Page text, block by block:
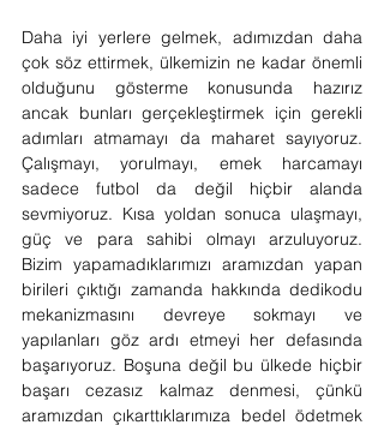
Daha iyi yerlere gelmek, adımızdan daha
çok söz ettirmek, ülkemizin ne kadar önemli
olduğunu gösterme konusunda hazırız
ancak bunları gerçekleştirmek için gerekli
adımları atmamayı da maharet sayıyoruz.
Çalışmayı, yorulmayı, emek harcamayı
sadece futbol da değil hiçbir alanda
sevmiyoruz. Kısa yoldan sonuca ulaşmayı,
güç ve para sahibi olmayı arzuluyoruz.
Bizim yapamadıklarımızı aramızdan yapan
birileri çıktığı zamanda hakkında dedikodu
mekanizmasını devreye sokmayı ve
yapılanları göz ardı etmeyi her defasında
başarıyoruz. Boşuna değil bu ülkede hiçbir
başarı cezasız kalmaz denmesi, çünkü
aramızdan çıkarttıklarımıza bedel ödetmek